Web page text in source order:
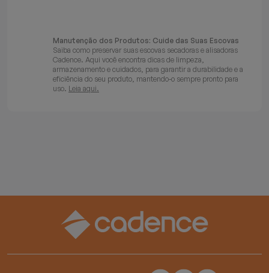
Manutenção dos Produtos: Cuide das Suas Escovas
Saiba como preservar suas escovas secadoras e alisadoras
Cadence. Aqui você encontra dicas de limpeza,
armazenamento e cuidados, para garantir a durabilidade e a
eficiência do seu produto, mantendo-o sempre pronto para
uso. Leia aqui.